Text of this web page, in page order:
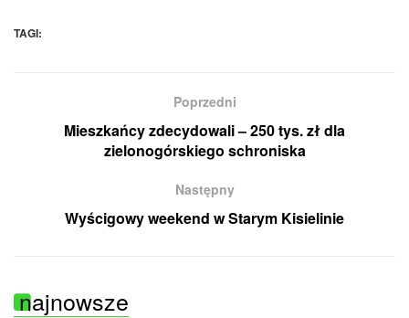
TAGI:
Poprzedni
Mieszkańcy zdecydowali – 250 tys. zł dla
zielonogórskiego schroniska
Następny
Wyścigowy weekend w Starym Kisielinie
najnowsze